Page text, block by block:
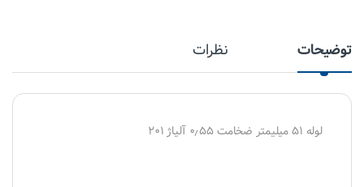
توضیحات نظرات
لوله ۵۱ میلیمتر ضخامت ۰٫۵۵ آلیاژ ۲۰۱